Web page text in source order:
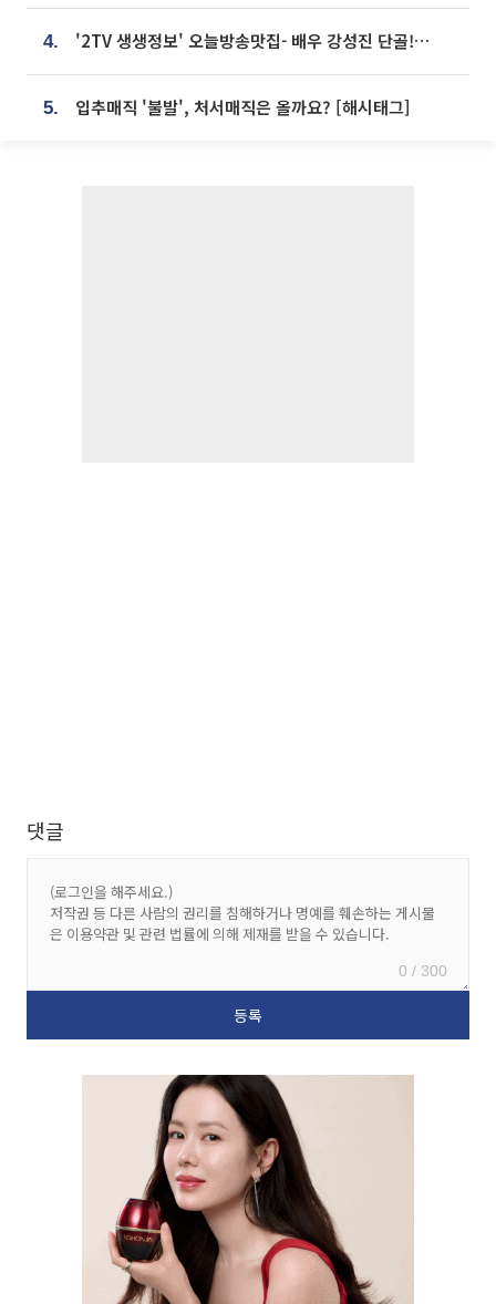
4. '2TV 생생정보' 오늘방송맛집- 배우 강성진 단골! 쌀국수ㆍ푸팟퐁 커리 맛집 '블○○○'
5. 입추매직 '불발', 처서매직은 올까요? [해시태그]
댓글
0 / 300